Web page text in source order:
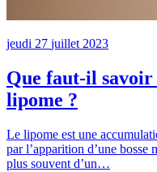
jeudi 27 juillet 2023
Que faut-il savoir
lipome ?
Le lipome est une
par l’apparition d’une bosse
plus souvent d’un…